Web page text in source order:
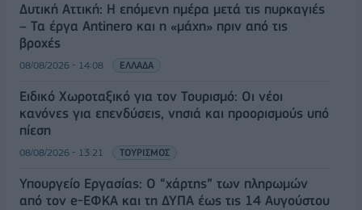
Δυτική Αττική: Η επόμενη ημέρα μετά τις πυρκαγιές
– Τα έργα Antinero και η «μάχη» πριν από τις
βροχές
08/08/2026 - 14:08 ΕΛΛΑΔΑ
Ειδικό Χωροταξικό για τον Τουρισμό: Οι νέοι
κανόνες για επενδύσεις, νησιά και προορισμούς υπό
πίεση
08/08/2026 - 13:21 ΤΟΥΡΙΣΜΟΣ
Υπουργείο Εργασίας: Ο “χάρτης” των πληρωμών
από τον e-ΕΦΚΑ και τη ΔΥΠΑ έως τις 14 Αυγούστου